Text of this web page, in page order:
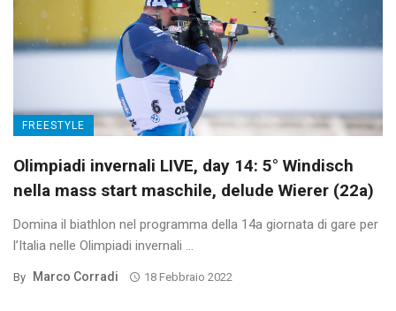
FREESTYLE
Olimpiadi invernali LIVE, day 14: 5° Windisch
nella mass start maschile, delude Wierer (22a)
Domina il biathlon nel programma della 14a giornata di gare per
l’Italia nelle Olimpiadi invernali ...
By Marco Corradi 18 Febbraio 2022